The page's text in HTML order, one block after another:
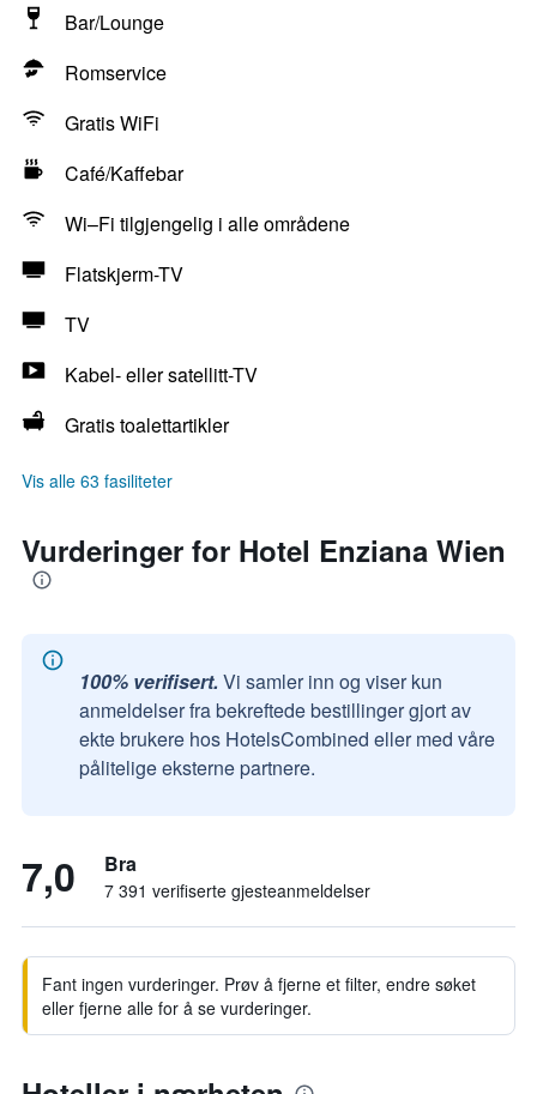
Bar/Lounge
Romservice
Gratis WiFi
Café/Kaffebar
Wi–Fi tilgjengelig i alle områdene
Flatskjerm-TV
TV
Kabel- eller satellitt-TV
Gratis toalettartikler
Vis alle 63 fasiliteter
Vurderinger for Hotel Enziana Wien
100% verifisert. Vi samler inn og viser kun
anmeldelser fra bekreftede bestillinger gjort av
ekte brukere hos HotelsCombined eller med våre
pålitelige eksterne partnere.
7,0 Bra
7 391 verifiserte gjesteanmeldelser
Fant ingen vurderinger. Prøv å fjerne et filter, endre søket
eller fjerne alle for å se vurderinger.